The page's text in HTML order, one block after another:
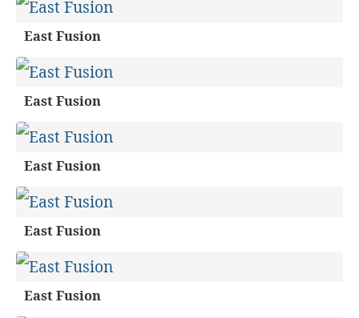
East Fusion
East Fusion
East Fusion
East Fusion
East Fusion